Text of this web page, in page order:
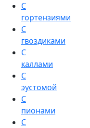
С
гортензиями
С
гвоздиками
С
каллами
С
эустомой
С
пионами
С